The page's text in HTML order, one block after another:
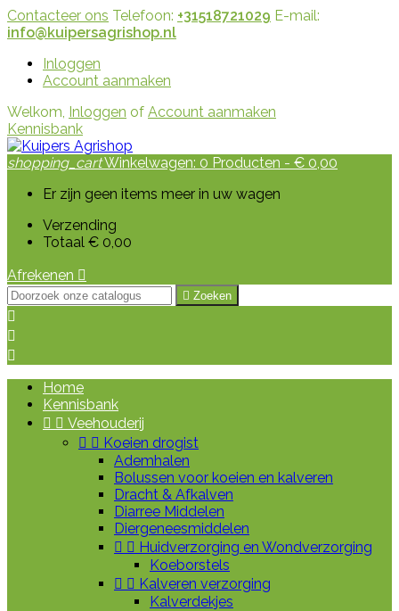
Contacteer ons Telefoon: +31518721029 E-mail:
info@kuipersagrishop.nl
Inloggen
Account aanmaken
Welkom, Inloggen of Account aanmaken
Kennisbank
shopping_cartWinkelwagen: 0 Producten - € 0,00
Er zijn geen items meer in uw wagen
Verzending
Totaal € 0,00
Afrekenen 
 Zoeken



Home
Kennisbank
  Veehouderij
  Koeien drogist
Ademhalen
Bolussen voor koeien en kalveren
Dracht & Afkalven
Diarree Middelen
Diergeneesmiddelen
  Huidverzorging en Wondverzorging
Koeborstels
  Kalveren verzorging
Kalverdekjes